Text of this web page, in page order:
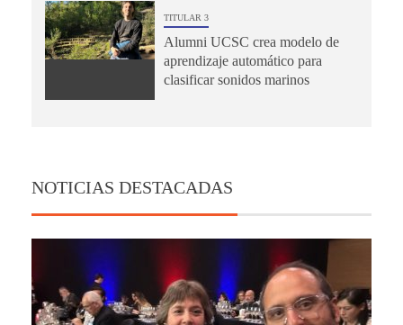
TITULAR 3
Alumni UCSC crea modelo de
aprendizaje automático para
clasificar sonidos marinos
NOTICIAS DESTACADAS